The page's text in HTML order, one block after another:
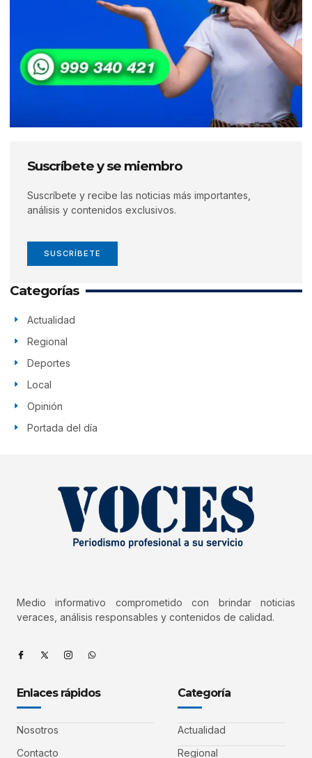
Suscríbete y se miembro
Suscríbete y recibe las noticias más importantes,
análisis y contenidos exclusivos.
SUSCRÍBETE
Categorías
Actualidad
Regional
Deportes
Local
Opinión
Portada del día
Medio informativo comprometido con brindar noticias
veraces, análisis responsables y contenidos de calidad.
Enlaces rápidos
Nosotros
Contacto
Categoría
Actualidad
Regional